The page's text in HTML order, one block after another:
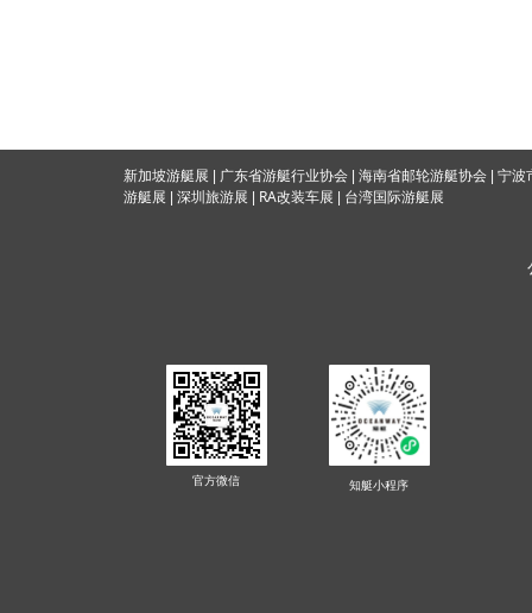
官方微信
新加坡游艇展 广东省游艇行业协会 海南省邮轮游艇协会
宁波
游艇展
深圳旅游展 RA改装车展 台湾国际游艇展
知艇小程序